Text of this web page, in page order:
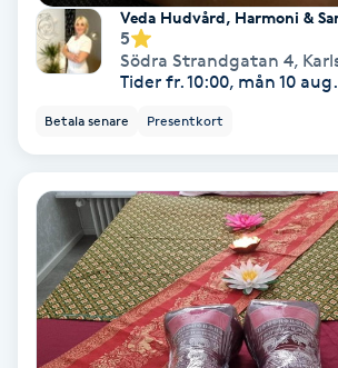
Massage
Meditation
Medium
Megavolymfransar
Veda Hudvård, Harmoni &
5
Södra Strandgatan 4,
Tider fr. 10:00, mån 10 aug.
Betala senare Presentkort